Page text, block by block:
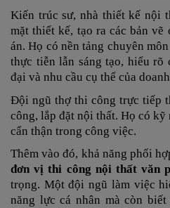
Kiến trúc sư, nhà thiết kế nội
mặt thiết kế, tạo ra các bản
án. Họ có nền tảng chuyên
thực tiễn lẫn sáng tạo, hiểu rõ
đại và nhu cầu cụ thể của
Đội ngũ thợ thi công trực tiếp
công, lắp đặt nội thất. Họ có
cẩn thận trong công việc.
Thêm vào đó, khả năng phối
đơn vị thi công nội thất văn
trọng. Một đội ngũ làm việc
năng lực cá nhân mà còn